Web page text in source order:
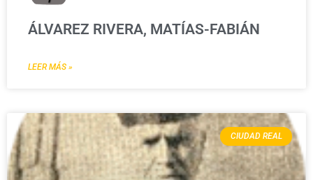
ÁLVAREZ RIVERA, MATÍAS-FABIÁN
LEER MÁS »
CIUDAD REAL